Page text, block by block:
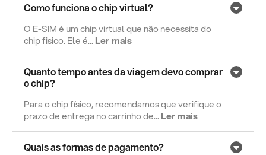
Como funciona o chip virtual?
O E-SIM é um chip virtual que não necessita do
chip fisico. Ele é...Ler mais
Quanto tempo antes da viagem devo comprar
o chip?
Para o chip físico, recomendamos que verifique o
prazo de entrega no carrinho de...Ler mais
Quais as formas de pagamento?